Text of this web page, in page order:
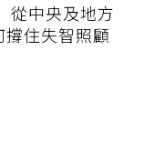
從中央及地方
住失智照顧